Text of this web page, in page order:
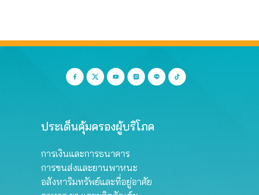
ประเด็นคุ้มครองผู้บริโภค
การเงินและการธนาคาร
การขนส่งและยานพาหนะ
อสังหาริมทรัพย์และที่อยู่อาศัย